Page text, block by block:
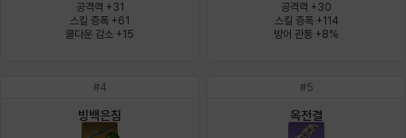
크레이버 타지아
공격력 +31
스킬 증폭 +61
쿨다운 감소 +15
공격력 +30
스킬 증폭 +114
방어 관통 +8%
#4
빙백은침
#5
옥전결